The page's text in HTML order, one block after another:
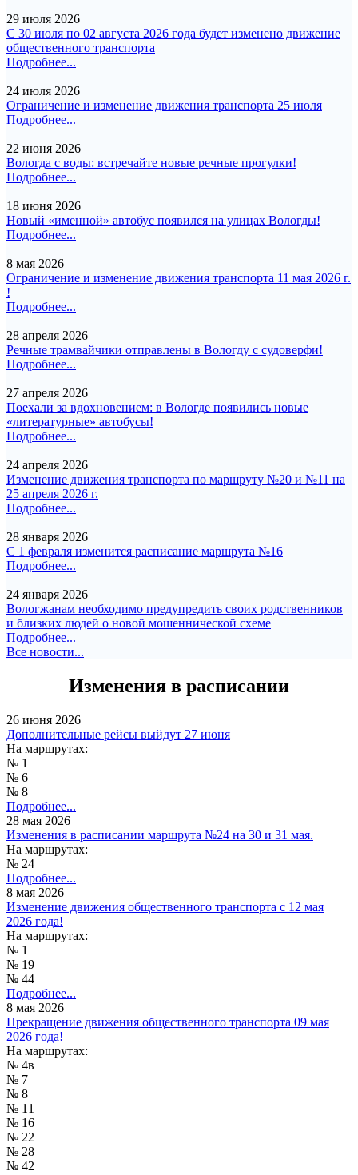
29 июля 2026
С 30 июля по 02 августа 2026 года будет изменено движение
общественного транспорта
Подробнее...
24 июля 2026
Ограничение и изменение движения транспорта 25 июля
Подробнее...
22 июня 2026
Вологда с воды: встречайте новые речные прогулки!
Подробнее...
18 июня 2026
Новый «именной» автобус появился на улицах Вологды!
Подробнее...
8 мая 2026
Ограничение и изменение движения транспорта 11 мая 2026 г.
!
Подробнее...
28 апреля 2026
Речные трамвайчики отправлены в Вологду с судоверфи!
Подробнее...
27 апреля 2026
Поехали за вдохновением: в Вологде появились новые
«литературные» автобусы!
Подробнее...
24 апреля 2026
Изменение движения транспорта по маршруту №20 и №11 на
25 апреля 2026 г.
Подробнее...
28 января 2026
С 1 февраля изменится расписание маршрута №16
Подробнее...
24 января 2026
Вологжанам необходимо предупредить своих родственников
и близких людей о новой мошеннической схеме
Подробнее...
Все новости...
Изменения в расписании
26 июня 2026
Дополнительные рейсы выйдут 27 июня
На маршрутах:
№ 1
№ 6
№ 8
Подробнее...
28 мая 2026
Изменения в расписании маршрута №24 на 30 и 31 мая.
На маршрутах:
№ 24
Подробнее...
8 мая 2026
Изменение движения общественного транспорта с 12 мая
2026 года!
На маршрутах:
№ 1
№ 19
№ 44
Подробнее...
8 мая 2026
Прекращение движения общественного транспорта 09 мая
2026 года!
На маршрутах:
№ 4в
№ 7
№ 8
№ 11
№ 16
№ 22
№ 28
№ 42